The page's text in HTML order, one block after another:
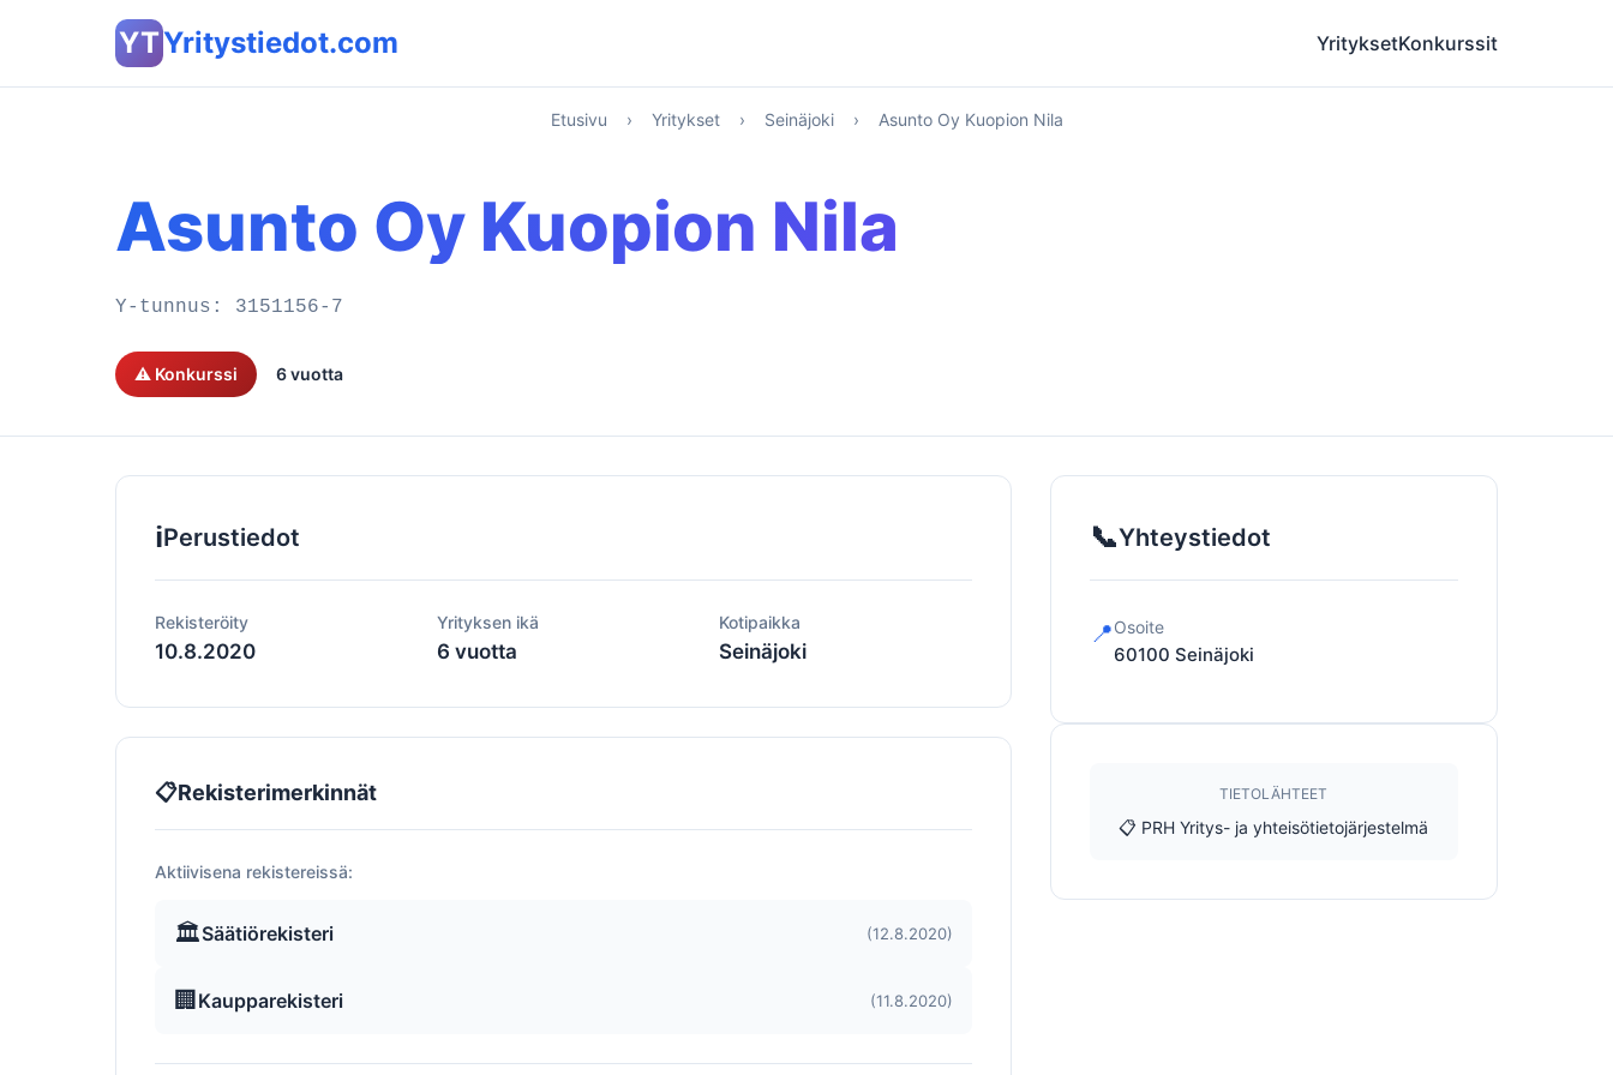
YTYritystiedot.com YrityksetKonkurssit
Etusivu › Yritykset › Seinäjoki › Asunto Oy Kuopion Nila
Asunto Oy Kuopion Nila
Y-tunnus: 3151156-7
⚠️ Konkurssi 6 vuotta
ℹ️Perustiedot
Rekisteröity
10.8.2020
Yrityksen ikä
6 vuotta
Kotipaikka
Seinäjoki
📋Rekisterimerkinnät
Aktiivisena rekistereissä:
🏛️Säätiörekisteri (12.8.2020)
🏢 Kaupparekisteri (11.8.2020)
📞Yhteystiedot
📍Osoite
60100 Seinäjoki
TIETOLÄHTEET
📋 PRH Yritys- ja yhteisötietojärjestelmä